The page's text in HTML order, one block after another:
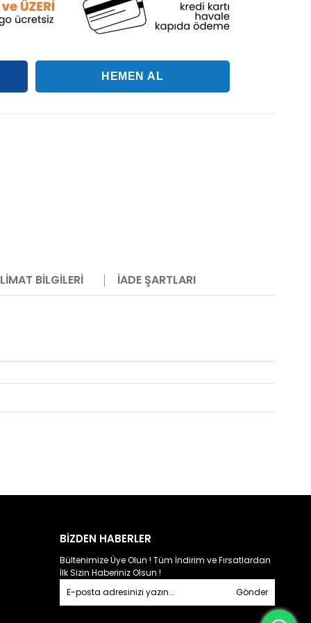
BILGILERI İADE ŞARTLARI
BİZDEN HABERLER
Bültenimize Üye Olun ! Tüm İndirim ve Fırsatlardan
İlk Sizin Haberiniz Olsun !
Gönder